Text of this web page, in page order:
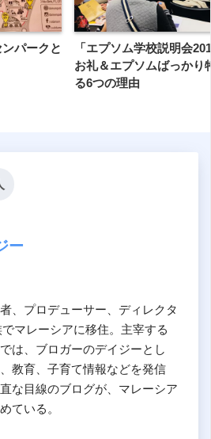
パークと
「エプソム学校説明会
お礼＆エプソムばっかり
る6つの理由
ー
、プロデューサー、ディレクタ
マレーシアに移住。主宰する
は、ブロガーのデイジーとし
教育、子育て情報などを発信
な目線のブログが、マレーシア
ている。